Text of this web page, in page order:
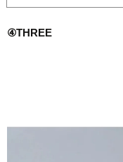
④THREE